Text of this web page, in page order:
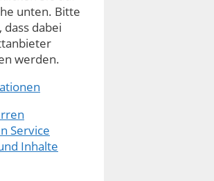
unten. Bitte
dass dabei
werden.
Service
Inhalte